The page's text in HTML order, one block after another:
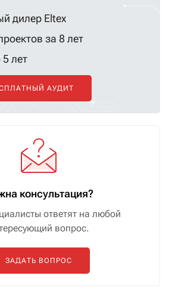
дилер Eltex
за 8 лет
лет
АУДИТ
консультация?
ответят на любой
вопрос.
ЗАДАТЬ ВОПРОС